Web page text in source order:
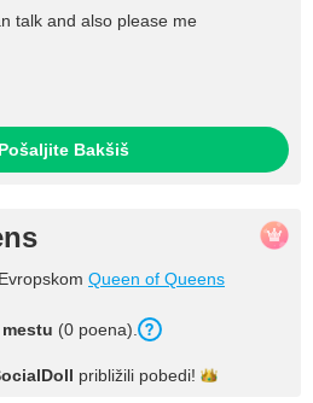
talk and also please me
Pošaljite Bakšiš
Queen of Queens
mestu (0 poena).
približili pobedi!